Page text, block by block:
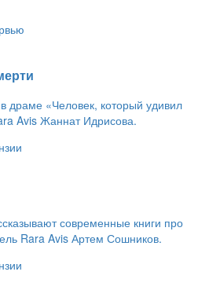
драме «Человек, который удивил
Avis Жаннат Идрисова.
современные книги про
Rara Avis Артем Сошников.